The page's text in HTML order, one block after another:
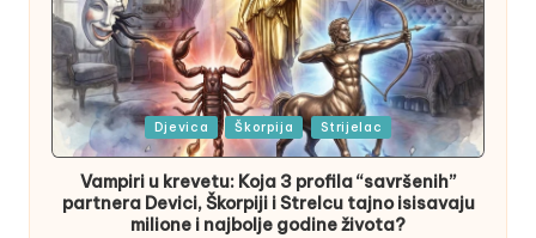
Posted
in
Djevica Škorpija Strijelac
Vampiri u krevetu: Koja 3 profila “savršenih”
partnera Devici, Škorpiji i Strelcu tajno isisavaju
milione i najbolje godine života?